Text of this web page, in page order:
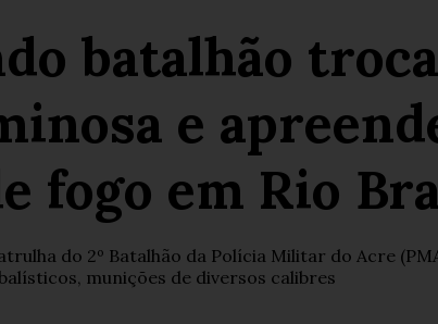
batalhão
e
fogo em Rio
do 2º Batalhão da Polícia Militar do Acre
munições de diversos calibres